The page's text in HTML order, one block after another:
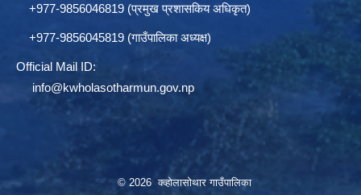
+977-9856046819 (प्रमुख प्रशासकिय अधिकृत)
+977-9856045819 (गाउँपालिका अध्यक्ष)
Official Mail ID:
info@kwholasotharmun.gov.np
© 2026 क्व्होलासोथार गाउँपालिका